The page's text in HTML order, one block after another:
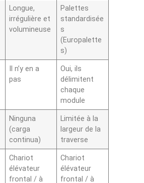
Longue,
irrégulière et
volumineuse
Palettes
standardisée
s
(Europalette
s)
Il n’y en a
pas
Oui, ils
délimitent
chaque
module
Ninguna
(carga
continua)
Limitée à la
largeur de la
traverse
Chariot
élévateur
frontal / à
Chariot
élévateur
frontal / à